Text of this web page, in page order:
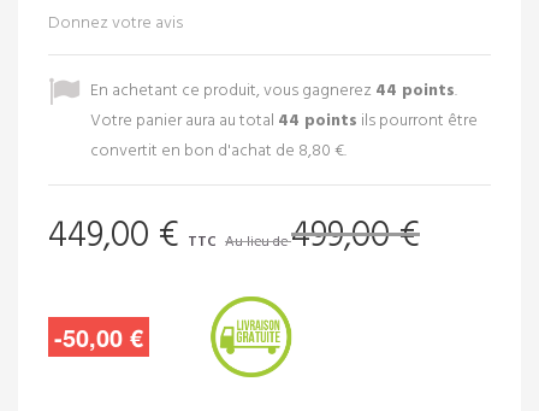
Donnez votre avis
En achetant ce produit, vous gagnerez 44 points.
Votre panier aura au total 44 points ils pourront être
convertit en bon d'achat de 8,80 €.
449,00 € TTC Au lieu de499,00 €
-50,00 €